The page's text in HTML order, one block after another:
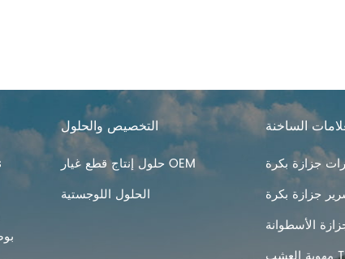
التخصيص والحلول
حلول إنتاج قطع غيار OEM
الحلول اللوجستية
الساخنة
جزازة بكرة
جزازة بكرة
الأسطوانة